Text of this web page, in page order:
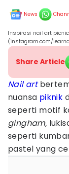
News
Inspirasi nail art
(instagram.com/
Share Article
Nail art
nuansa piknik
seperti motif
gingham,
seperti
pastel yang